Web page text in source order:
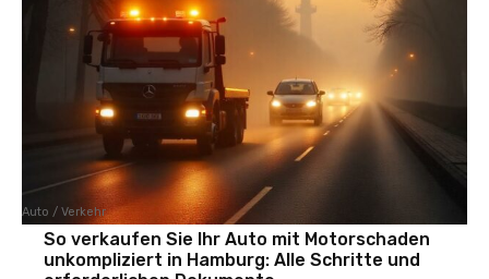
Auto / Verkehr
So verkaufen Sie Ihr Auto mit Motorschaden
unkompliziert in Hamburg: Alle Schritte und